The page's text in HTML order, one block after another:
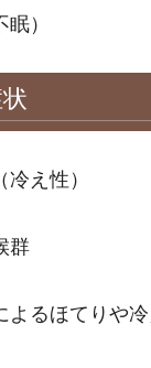
）
え性）
群
よるほてりや冷